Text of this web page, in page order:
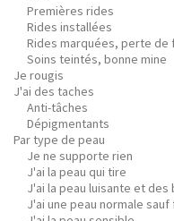
Premières rides
Rides installées
Rides marquées, perte de
Soins teintés, bonne mine
Je rougis
J'ai des taches
Anti-tâches
Dépigmentants
Par type de peau
Je ne supporte rien
J'ai la peau qui tire
J'ai la peau luisante et des
J'ai une peau normale